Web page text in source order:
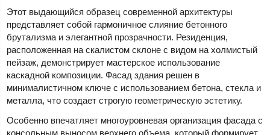
Этот выдающийся образец современной архитектуры
представляет собой гармоничное слияние бетонного
брутализма и элегантной прозрачности. Резиденция,
расположенная на скалистом склоне с видом на холмистый
пейзаж, демонстрирует мастерское использование
каскадной композиции. Фасад здания решен в
минималистичном ключе с использованием бетона, стекла и
металла, что создает строгую геометрическую эстетику.
Особенно впечатляет многоуровневая организация фасада с
консольным выносом верхнего объема, который формирует